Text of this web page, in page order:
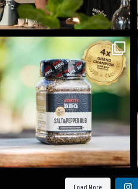
Koření Suncity – autentická BBQ chuť u vás doma!...
1 0
Load More